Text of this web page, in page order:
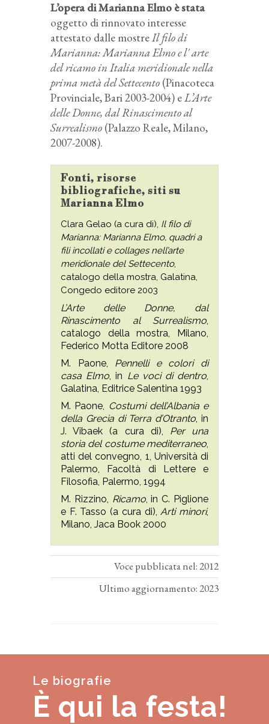
L’opera di Marianna Elmo è stata
oggetto di rinnovato interesse
attestato dalle mostreIl filo di
Marianna: Marianna Elmo e l' arte
del ricamo in Italia meridionale nella
prima metà del Settecento (Pinacoteca
Provinciale, Bari 2003-2004) eL’Arte
delle Donne, dal Rinascimento al
Surrealismo (Palazzo Reale, Milano,
2007-2008).
Fonti, risorse
bibliografiche, siti su
Marianna Elmo
Clara Gelao (a cura di), Il filo di
Marianna: Marianna Elmo, quadri a
fili incollati e collages nell’arte
meridionale del Settecento,
catalogo della mostra, Galatina,
Congedo editore 2003
L’Arte delle Donne, dal
Rinascimento al Surrealismo
catalogo della mostra, Milano,
Federico Motta Editore 2008
M. Paone, Pennelli e colori di
casa Elmo , in Le voci di dentro
Galatina, Editrice Salentina 1993
M. Paone,
Costumi dell’Albania e
della Grecìa di Terra d’Otranto , in
J. Vibaek (a cura di), Per una
storia del costume mediterraneo
atti del convegno, 1, Università di
Palermo, Facoltà di Lettere e
Filosofia, Palermo, 1994
M. Rizzino, Ricamo, in C. Piglione
e F. Tasso (a cura di), Arti minori,
Milano, Jaca Book 2000
Voce pubblicata nel: 2012
Ultimo aggiornamento: 2023
Le biografie
È qui la festa!